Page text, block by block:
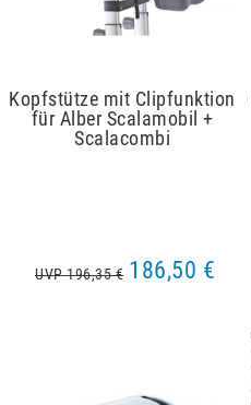
Kopfstütze mit Clipfunktion
für Alber Scalamobil +
Scalacombi
UVP 196,35 € 186,50 €